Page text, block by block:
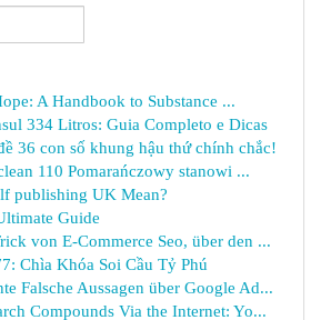
A Handbook to Substance ...
334 Litros: Guia Completo e Dicas
36 con số khung hậu thứ chính chắc!
110 Pomarańczowy stanowi ...
publishing UK Mean?
Guide
von E-Commerce Seo, über den ...
Chìa Khóa Soi Cầu Tỷ Phú
Falsche Aussagen über Google Ad...
Compounds Via the Internet: Yo...